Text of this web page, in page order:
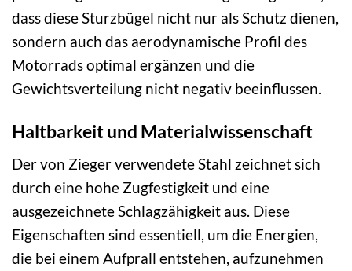
dass diese Sturzbügel nicht nur als Schutz dienen,
sondern auch das aerodynamische Profil des
Motorrads optimal ergänzen und die
Gewichtsverteilung nicht negativ beeinflussen.
Haltbarkeit und Materialwissenschaft
Der von Zieger verwendete Stahl zeichnet sich
durch eine hohe Zugfestigkeit und eine
ausgezeichnete Schlagzähigkeit aus. Diese
Eigenschaften sind essentiell, um die Energien,
die bei einem Aufprall entstehen, aufzunehmen